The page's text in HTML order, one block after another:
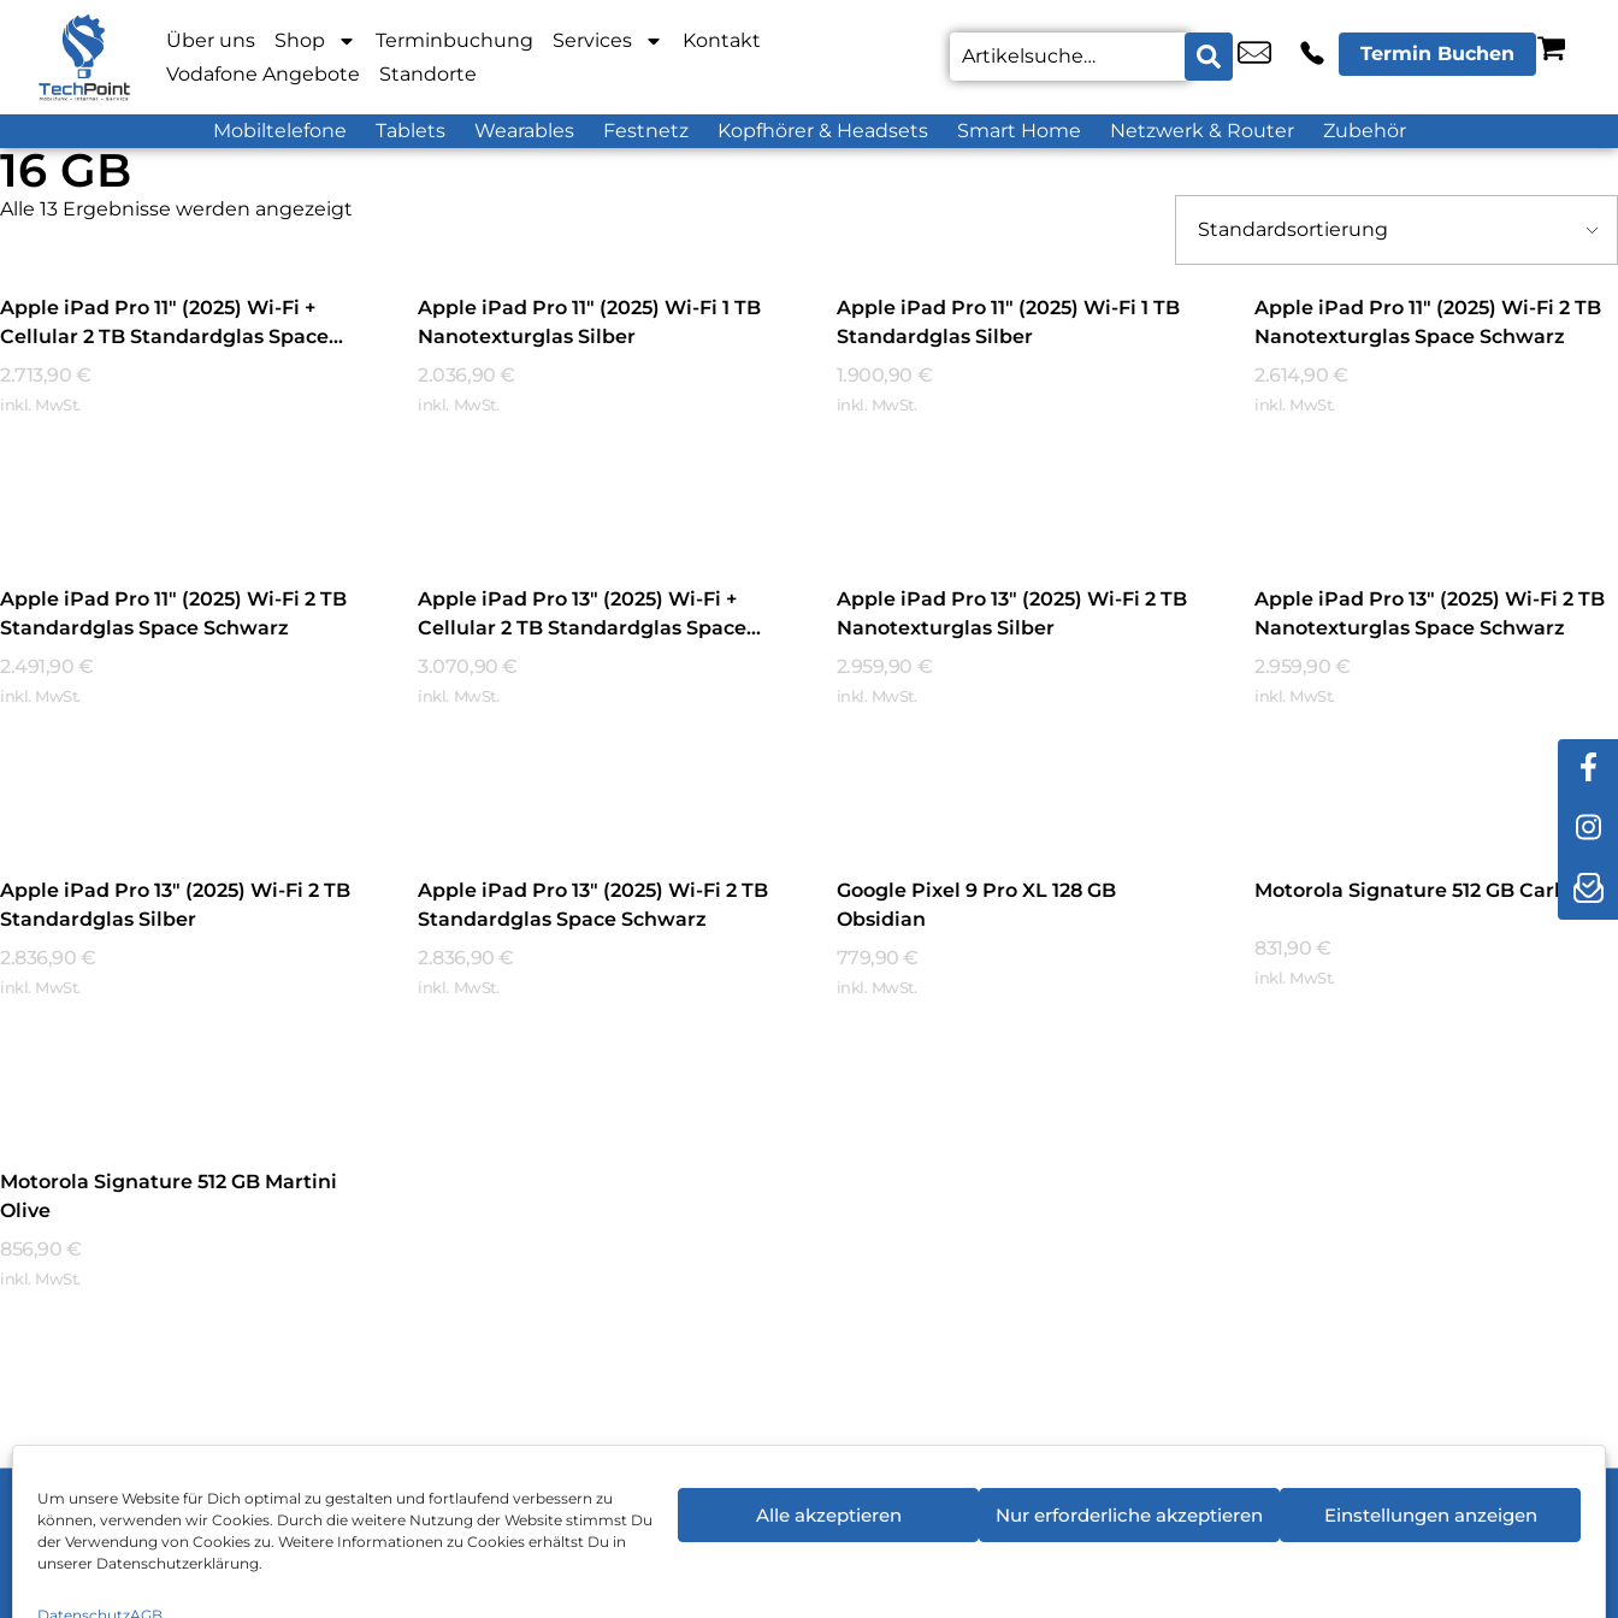
Um unsere Website für Dich optimal zu gestalten und fortlaufend verbessern zu
können, verwenden wir Cookies. Durch die weitere Nutzung der Website stimmst Du
der Verwendung von Cookies zu. Weitere Informationen zu Cookies erhältst Du in
unserer Datenschutzerklärung.
Alle akzeptieren Nur erforderliche akzeptieren Einstellungen anzeigen
Über uns Shop Terminbuchung Services
Kontakt
Vodafone Angebote
Standorte
Termin Buchen
Mobiltelefone Tablets Wearables Festnetz Kopfhörer & Headsets Smart Home Netzwerk & Router Zubehör
16 GB
Alle 13 Ergebnisse werden angezeigt
Apple iPad Pro 11″ (2025) Wi-Fi +
Cellular 2 TB Standardglas Space
Schwarz
2.713,90 €
inkl. MwSt.
Apple iPad Pro 11″ (2025) Wi-Fi 1 TB
Nanotexturglas Silber
2.036,90 €
inkl. MwSt.
Apple iPad Pro 11″ (2025) Wi-Fi 1 TB
Standardglas Silber
1.900,90 €
inkl. MwSt.
Apple iPad Pro 11″ (2025) Wi-Fi 2 TB
Nanotexturglas Space Schwarz
2.614,90 €
inkl. MwSt.
Apple iPad Pro 11″ (2025) Wi-Fi 2 TB
Standardglas Space Schwarz
2.491,90 €
inkl. MwSt.
Apple iPad Pro 13″ (2025) Wi-Fi +
Cellular 2 TB Standardglas Space
Schwarz
3.070,90 €
inkl. MwSt.
Apple iPad Pro 13″ (2025) Wi-Fi 2 TB
Nanotexturglas Silber
2.959,90 €
inkl. MwSt.
Apple iPad Pro 13″ (2025) Wi-Fi 2 TB
Nanotexturglas Space Schwarz
2.959,90 €
inkl. MwSt.
Apple iPad Pro 13″ (2025) Wi-Fi 2 TB
Standardglas Silber
2.836,90 €
inkl. MwSt.
Apple iPad Pro 13″ (2025) Wi-Fi 2 TB
Standardglas Space Schwarz
2.836,90 €
inkl. MwSt.
Google Pixel 9 Pro XL 128 GB
Obsidian
779,90 €
inkl. MwSt.
Motorola Signature 512 GB Carbon
831,90 €
inkl. MwSt.
Motorola Signature 512 GB Martini
Olive
856,90 €
inkl. MwSt.
Impressum AGB Datenschutz Vertrag widerrufen Hinweis zur Batterieentsorgung Newsletter